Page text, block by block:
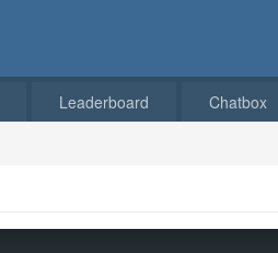
Leaderboard Chatbox